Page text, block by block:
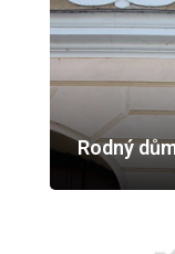
Rodný